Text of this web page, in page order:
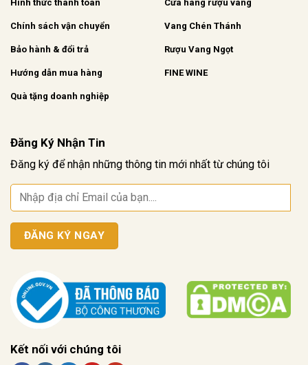
Hình thức thanh toán
Chính sách vận chuyển
Bảo hành & đổi trả
Hướng dẫn mua hàng
Quà tặng doanh nghiệp
Cửa hàng rượu vang
Vang Chén Thánh
Rượu Vang Ngọt
FINE WINE
Đăng Ký Nhận Tin
Đăng ký để nhận những thông tin mới nhất từ chúng tôi
Kết nối với chúng tôi